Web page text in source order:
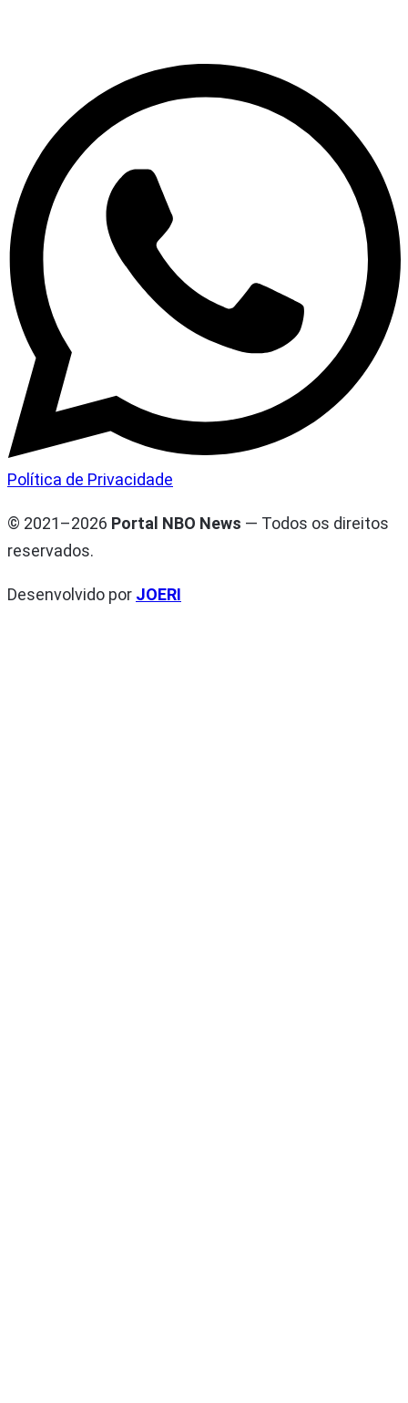
Política de Privacidade
© 2021–2026 Portal NBO News — Todos os direitos
reservados.
Desenvolvido por JOERI